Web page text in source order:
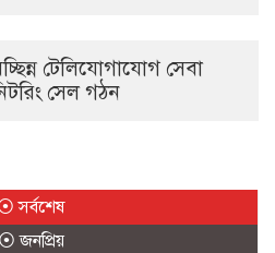
টেলিযোগাযোগ সেবা
সেল গঠন
সর্বশেষ
⦿ জনপ্রিয়